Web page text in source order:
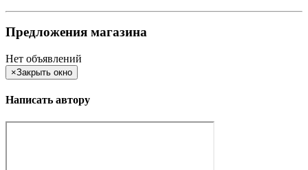
Предложения магазина
Нет объявлений
×Закрыть окно
Написать автору